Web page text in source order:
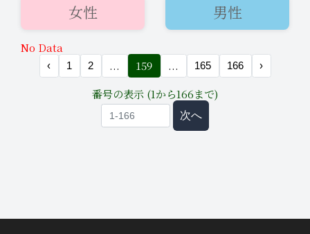
本日も11時OPEN! 初めての方もチャ
ンスですよ✨
女性 男性
No Data
‹ 1 2 ... 159 ... 165 166 ›
番号の表示 (1から166まで)
次へ